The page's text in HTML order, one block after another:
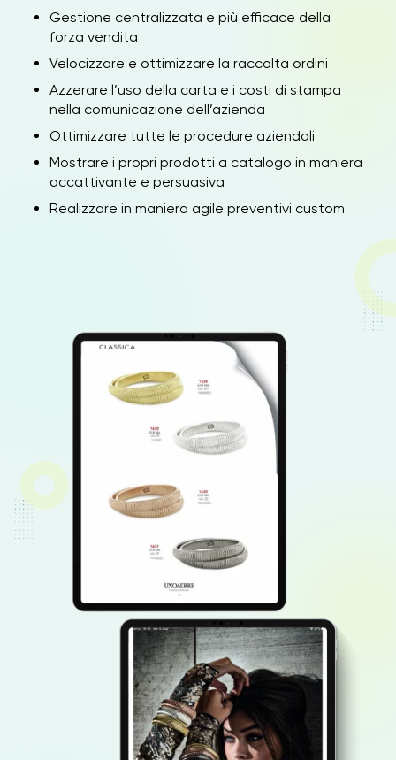
Gestione centralizzata e più efficace della
forza vendita
Velocizzare e ottimizzare la raccolta ordini
Azzerare l’uso della carta e i costi di stampa
nella comunicazione dell’azienda
Ottimizzare tutte le procedure aziendali
Mostrare i propri prodotti a catalogo in maniera
accattivante e persuasiva
Realizzare in maniera agile preventivi custom